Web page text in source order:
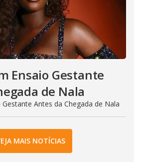
Ensaio Gestante
de Nala
Antes da Chegada de Nala
MAIS NOTÍCIAS